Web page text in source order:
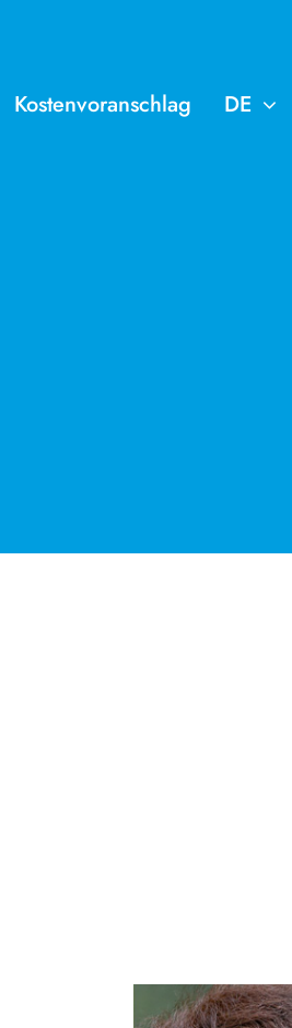
Kostenvoranschlag DE